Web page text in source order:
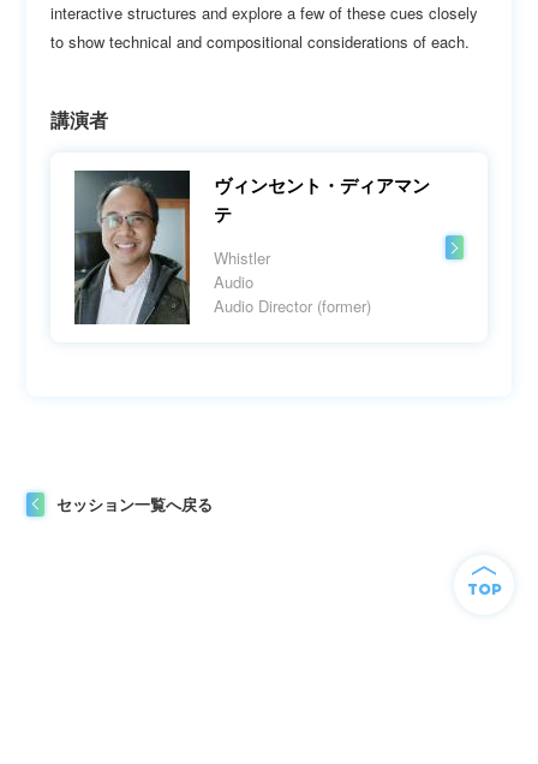
interactive structures and explore a few of these cues closely
to show technical and compositional considerations of each.
講演者
ヴィンセント・ディアマン
テ
Whistler
Audio
Audio Director (former)
セッション一覧へ戻る
TOP